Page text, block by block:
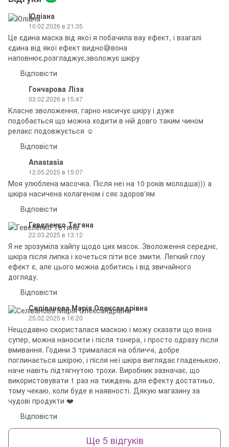
Юліана
10.02.2026 в 21:35
Це єдина маска від якої я побачила вау ефект, і взагалі
єдина від якої ефект видно😅вона
наповнює,розгладжує,зволожує шкіру
Відповісти
Гончарова Ліза
03.02.2026 в 15:47
Класне зволоження, гарно насичує шкіру і дуже
подобається що можна ходити в ній довго таким чином
релакс подовжується ☺️
Відповісти
Anastasia
12.05.2025 в 15:07
Моя улюблена масочка. Після неї на 10 років молодша))) а
шкіра насичена колагеном і сяє здоров'ям
Відповісти
Гевеленко Тетяна
22.03.2025 в 13:12
Я не зрозуміла хайпу щодо цих масок. Зволоження середнє,
шкіра після липка і хочеться піти все змити. Легкий глоу
ефект є, але цього можна добитись і від звичайного
догляду.
Відповісти
Селіванова Марія Олександрівна
25.02.2025 в 16:20
Нещодавно скористалася маскою і можу сказати що вона
супер, можна наносити і після тонера, і просто одразу після
вмивання. Години 3 трималася на обличчі, добре
поглинається шкірою, і після неї шкіра виглядає гладенькою,
наче навіть підтягнутою трохи. Виробник зазначає, що
використовувати 1 раз на тиждень для ефекту достатньо,
тому чекаю, коли буде в наявності. Дякую магазину за
чудові продукти ❤️
Відповісти
Ще 5 відгуків